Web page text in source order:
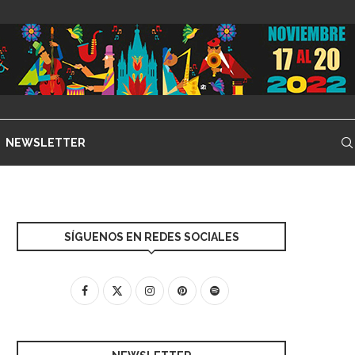
NEWSLETTER
SÍGUENOS EN REDES SOCIALES